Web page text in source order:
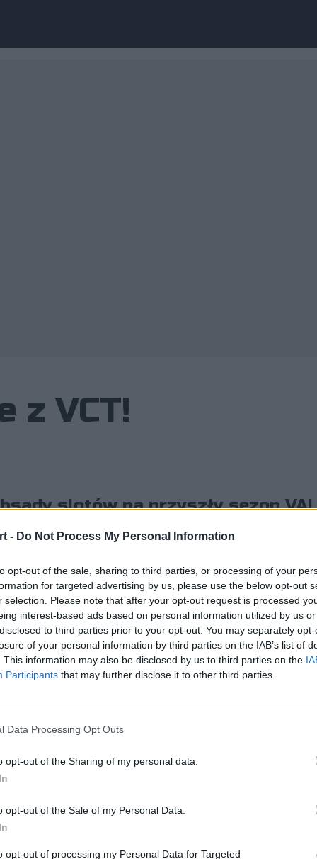
- Do Not Process My Personal Information
opt-out of the sale, sharing to third parties, or processing of your
for targeted advertising by us, please use the below opt-out
selection. Please note that after your opt-out request is processed
interest-based ads based on personal information utilized by us
to third parties prior to your opt-out. You may separately
of your personal information by third parties on the IAB’s list of
This information may also be disclosed by us to third parties on the
Participants that may further disclose it to other third parties.
Data Processing Opt Outs
opt-out of the Sharing of my personal data.
opt-out of the Sale of my Personal Data.
opt-out of processing my Personal Data for Targeted
z VCT!
slotów na przyszły sezon
już jasne. Ale nic z tego, bo na
roszady!
Indonezyjska organizacja w minionej kampanii
na zawodach Kickoff, jak i podczas obu splitów
z powodu niespełnienia krytycznych wymagań
Agreement. Usunięcie drużyny z esportowego
na ciągłe problemy operacyjne BLEED Esports nie
wyczytać w
Whiteaker i Kim "Zest" Gi-seok, dowiedzieli się o
by mieli oni odpowiednio dużo czasu na znalezienie
Tour, to ten obsadzi BOOM Esports. Riot
Przypomnijmy, że pod koniec września
Mimo to i tak zobaczymy ich na poziomie VCT. Co